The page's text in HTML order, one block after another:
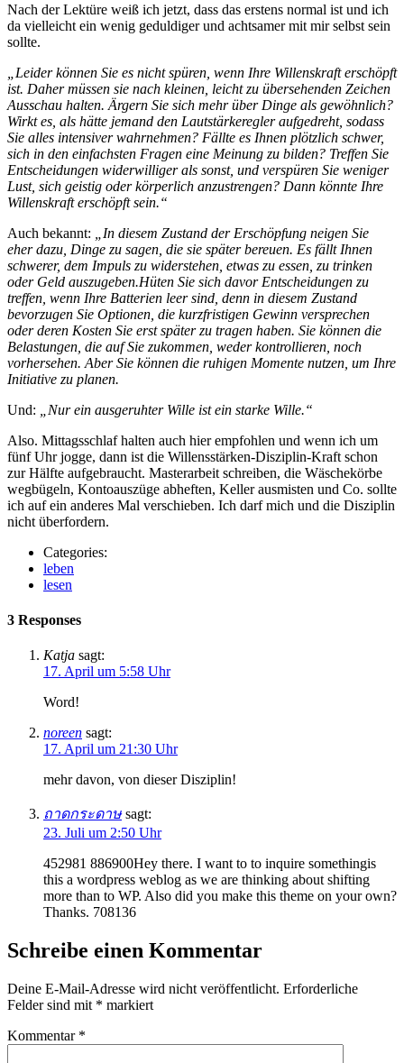
Nach der Lektüre weiß ich jetzt, dass das erstens normal ist und ich
da vielleicht ein wenig geduldiger und achtsamer mit mir selbst sein
sollte.
„Leider können Sie es nicht spüren, wenn Ihre Willenskraft erschöpft
ist. Daher müssen sie nach kleinen, leicht zu übersehenden Zeichen
Ausschau halten. Ärgern Sie sich mehr über Dinge als gewöhnlich?
Wirkt es, als hätte jemand den Lautstärkeregler aufgedreht, sodass
Sie alles intensiver wahrnehmen? Fällte es Ihnen plötzlich schwer,
sich in den einfachsten Fragen eine Meinung zu bilden? Treffen Sie
Entscheidungen widerwilliger als sonst, und verspüren Sie weniger
Lust, sich geistig oder körperlich anzustrengen? Dann könnte Ihre
Willenskraft erschöpft sein.“
Auch bekannt:
„In diesem Zustand der Erschöpfung neigen Sie
eher dazu, Dinge zu sagen, die sie später bereuen. Es fällt Ihnen
schwerer, dem Impuls zu widerstehen, etwas zu essen, zu trinken
oder Geld auszugeben.Hüten Sie sich davor Entscheidungen zu
treffen, wenn Ihre Batterien leer sind, denn in diesem Zustand
bevorzugen Sie Optionen, die kurzfristigen Gewinn versprechen
oder deren Kosten Sie erst später zu tragen haben. Sie können die
Belastungen, die auf Sie zukommen, weder kontrollieren, noch
vorhersehen. Aber Sie können die ruhigen Momente nutzen, um Ihre
Initiative zu planen.
Und:
„Nur ein ausgeruhter Wille ist ein starke Wille.“
Also. Mittagsschlaf halten auch hier empfohlen und wenn ich um
fünf Uhr jogge, dann ist die Willensstärken-Disziplin-Kraft schon
zur Hälfte aufgebraucht. Masterarbeit schreiben, die Wäschekörbe
wegbügeln, Kontoauszüge abheften, Keller ausmisten und Co. sollte
ich auf ein anderes Mal verschieben. Ich darf mich und die Disziplin
nicht überfordern.
Categories:
leben
lesen
3 Responses
Katja sagt:
17. April um 5:58 Uhr
Word!
noreen sagt:
17. April um 21:30 Uhr
mehr davon, von dieser Disziplin!
ถาดกระดาษ sagt:
23. Juli um 2:50 Uhr
452981 886900Hey there. I want to to inquire somethingis
this a wordpress weblog as we are thinking about shifting
more than to WP. Also did you make this theme on your own?
Thanks. 708136
Schreibe einen Kommentar
Deine E-Mail-Adresse wird nicht veröffentlicht. Erforderliche
Felder sind mit * markiert
Kommentar *